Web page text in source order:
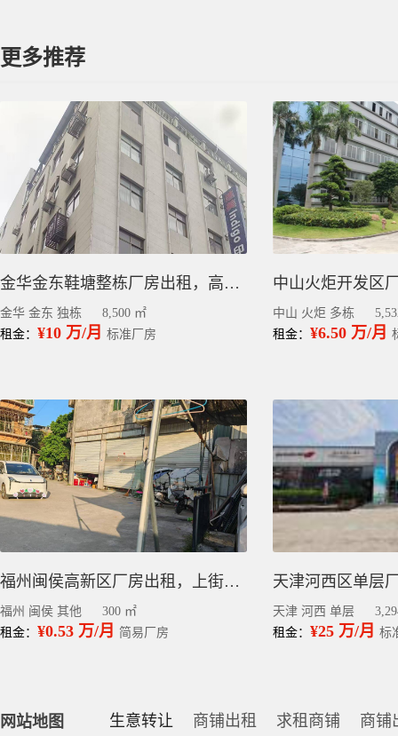
更多推荐
金华金东鞋塘整栋厂房出租，高速口金山大道旁8500平
金华 金东 独栋
8,500 ㎡
租金： ¥10 万/月 标准厂房
中山 火炬 多栋
租金： ¥6.50 万/月
福州闽侯高新区厂房出租，上街镇马保村300平
福州 闽侯 其他
300 ㎡
租金： ¥0.53 万/月 简易厂房
天津 河西 单层
租金： ¥25 万/月 标
网站地图 生意转让 商铺出租 求租商铺 商铺